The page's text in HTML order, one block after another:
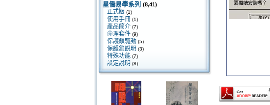
星僑易學系列 (8,41)
正式版 (1)
使用手冊 (1)
產品簡介 (7)
命理套件 (9)
保護鎖驅動 (5)
保護鎖說明 (3)
特殊功能 (7)
設定說明 (8)